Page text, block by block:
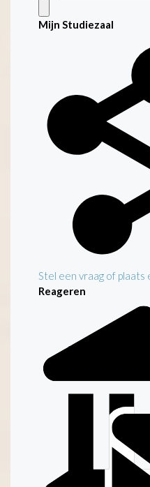
Mijn Studiezaal
Stel een vraag of plaats
Reageren